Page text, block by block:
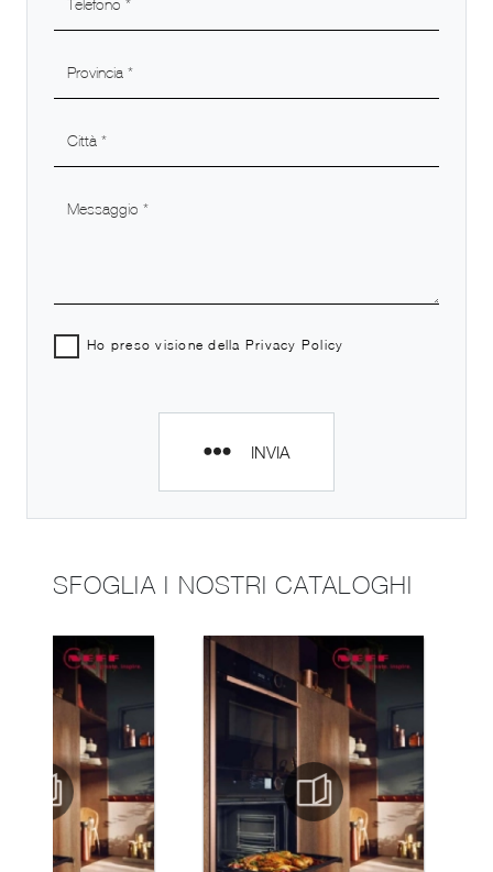
Ho preso visione della Privacy Policy
INVIA
SFOGLIA I NOSTRI CATALOGHI